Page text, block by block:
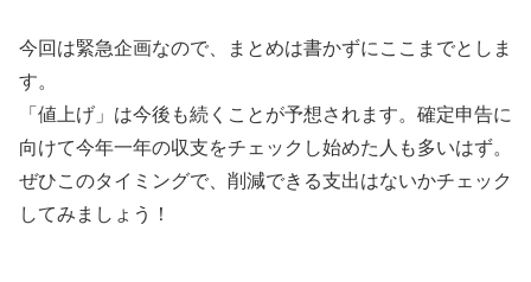
今回は緊急企画なので、まとめは書かずにここまでとしま
す。
「値上げ」は今後も続くことが予想されます。確定申告に
向けて今年一年の収支をチェックし始めた人も多いはず。
ぜひこのタイミングで、削減できる支出はないかチェック
してみましょう！